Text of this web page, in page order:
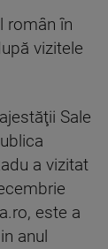
român în
vizitele
Sale
a vizitat
este a
anul